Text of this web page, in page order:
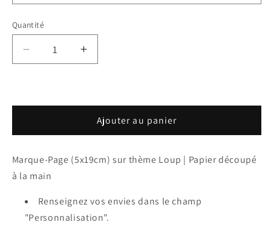
Quantité
Réduire
la
Marque-
thème
Augmenter
la
Marque-
Page
thème
Ajouter au panier
Marque-Page (5x19cm) sur thème Loup | Papier découpé
à la main
Renseignez vos envies dans le champ
"Personnalisation".